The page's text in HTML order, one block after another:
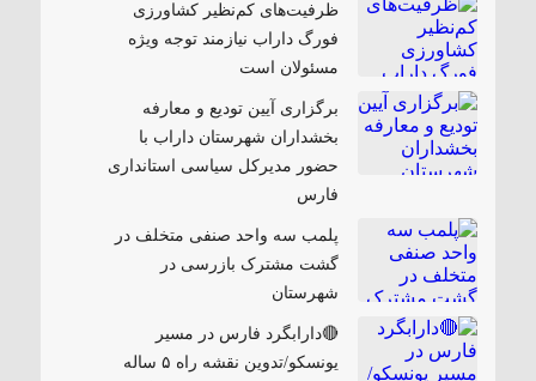
ظرفیت‌های کم‌نظیر کشاورزی
فورگ داراب نیازمند توجه ویژه
مسئولان است
برگزاری آیین تودیع و معارفه
بخشداران شهرستان داراب با
حضور مدیرکل سیاسی استانداری
فارس
پلمب سه واحد صنفی متخلف در
گشت مشترک بازرسی در
شهرستان
🔴دارابگرد فارس در مسیر
یونسکو/تدوین نقشه راه ۵ ساله